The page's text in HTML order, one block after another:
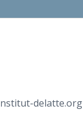
delatte.org